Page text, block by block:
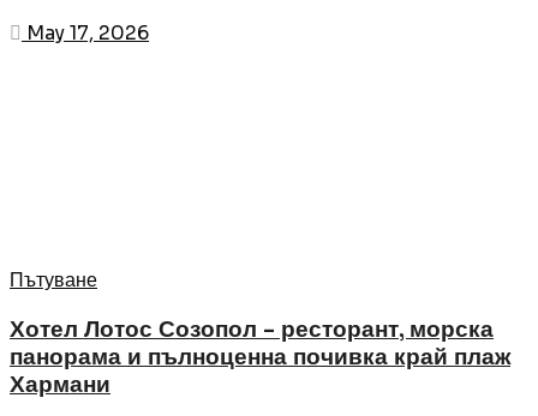
May 17, 2026
Пътуване
Хотел Лотос Созопол – ресторант, морска
панорама и пълноценна почивка край плаж
Хармани